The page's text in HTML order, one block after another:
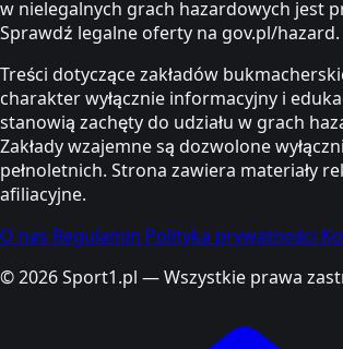
w nielegalnych grach hazardowych jest
Sprawdź legalne oferty na gov.pl/hazard.
Treści dotyczące zakładów
charakter wyłącznie informacyjny i
stanowią zachęty do udziału w grach
Zakłady wzajemne są dozwolone
pełnoletnich. Strona zawiera materiały
afiliacyjne.
O nas Regulamin Polityka prywatności
© 2026 Sport1.pl — Wszystkie prawa